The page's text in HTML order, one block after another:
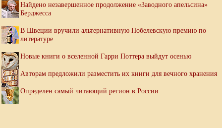
Найдено незавершенное продолжение «Заводного апельсина»
Берджесса
В Швеции вручили альтернативную Нобелевскую премию по
литературе
Новые книги о вселенной Гарри Поттера выйдут осенью
Авторам предложили разместить их книги для вечного хранения
Определен самый читающий регион в России